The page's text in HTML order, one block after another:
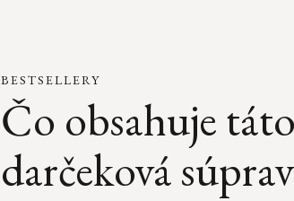
BESTSELLERY
Čo obsahuje táto
darčeková